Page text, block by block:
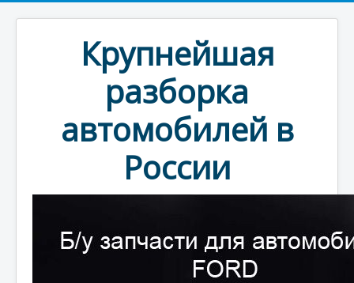
Крупнейшая
разборка
автомобилей в
России